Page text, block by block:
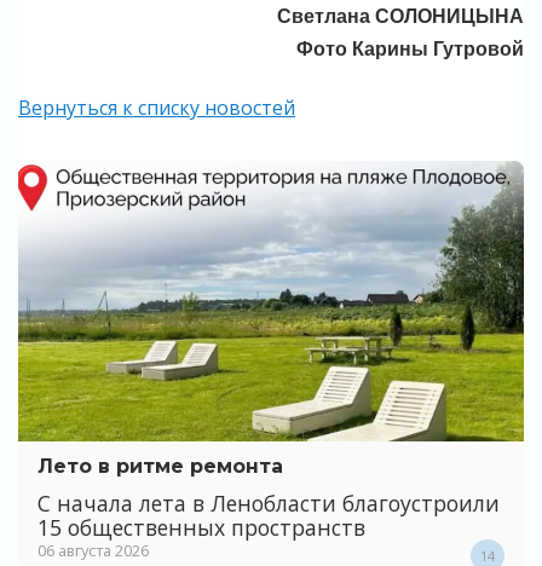
Светлана СОЛОНИЦЫНА
Фото Карины Гутровой
Вернуться к списку новостей
Лето в ритме ремонта
С начала лета в Ленобласти благоустроили
15 общественных пространств
06 августа 2026 14